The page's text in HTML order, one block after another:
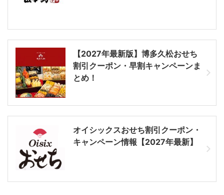
管理人
ようなもの。会員登録さえすれ
ば、誰でも優待クーポンを利用出
来る仕組みなのです。
【2027年最新版】博多久松おせち
割引クーポン・早割キャンペーンま
とめ！
オイシックスおせち割引クーポン・
キャンペーン情報【2027年最新】